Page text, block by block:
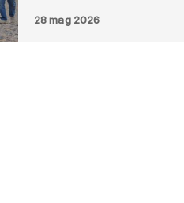
28 mag 2026